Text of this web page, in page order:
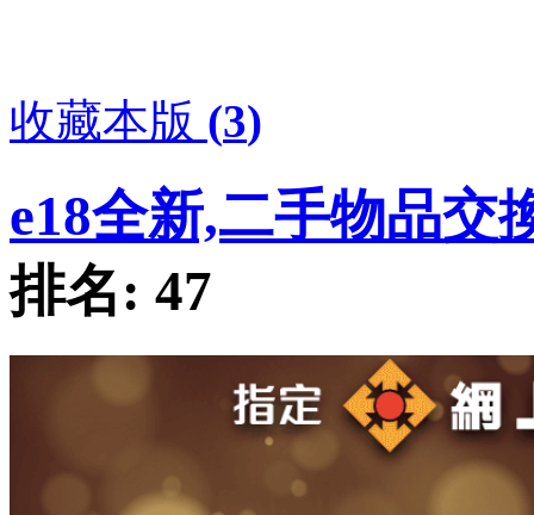
收藏本版 (3)
e18全新,二手物品交
排名: 47